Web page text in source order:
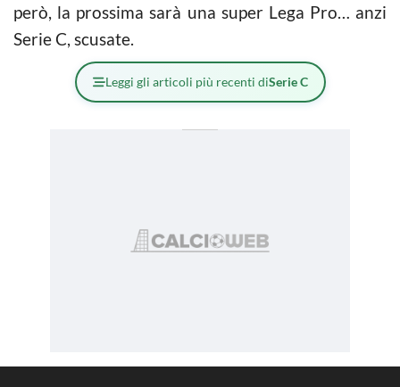
però, la prossima sarà una super Lega Pro… anzi
Serie C, scusate.
Leggi gli articoli più recenti diSerie C